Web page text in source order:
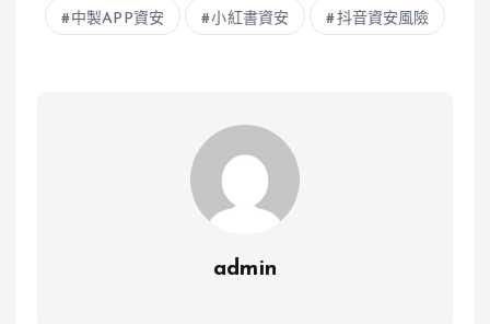
中製APP資安 小紅書資安 抖音資安風險
admin